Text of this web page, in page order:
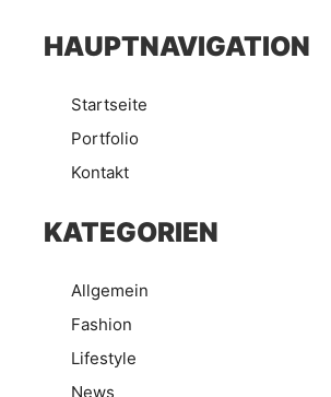
HAUPTNAVIGATION
Startseite
Portfolio
Kontakt
KATEGORIEN
Allgemein
Fashion
Lifestyle
News